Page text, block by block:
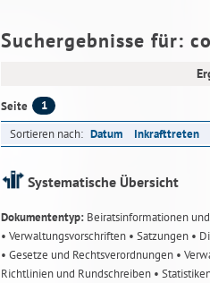
Suchergebnisse für:
Seite 1
Sortieren nach: Datum Inkrafttreten
Systematische Übersicht
Dokumententyp: Beiratsinformationen
• Verwaltungsvorschriften • Satzungen •
• Gesetze und Rechtsverordnungen •
Richtlinien und Rundschreiben •